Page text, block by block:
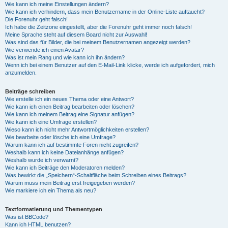
Wie kann ich meine Einstellungen ändern?
Wie kann ich verhindern, dass mein Benutzername in der Online-Liste auftaucht?
Die Forenuhr geht falsch!
Ich habe die Zeitzone eingestellt, aber die Forenuhr geht immer noch falsch!
Meine Sprache steht auf diesem Board nicht zur Auswahl!
Was sind das für Bilder, die bei meinem Benutzernamen angezeigt werden?
Wie verwende ich einen Avatar?
Was ist mein Rang und wie kann ich ihn ändern?
Wenn ich bei einem Benutzer auf den E-Mail-Link klicke, werde ich aufgefordert, mich
anzumelden.
Beiträge schreiben
Wie erstelle ich ein neues Thema oder eine Antwort?
Wie kann ich einen Beitrag bearbeiten oder löschen?
Wie kann ich meinem Beitrag eine Signatur anfügen?
Wie kann ich eine Umfrage erstellen?
Wieso kann ich nicht mehr Antwortmöglichkeiten erstellen?
Wie bearbeite oder lösche ich eine Umfrage?
Warum kann ich auf bestimmte Foren nicht zugreifen?
Weshalb kann ich keine Dateianhänge anfügen?
Weshalb wurde ich verwarnt?
Wie kann ich Beiträge den Moderatoren melden?
Was bewirkt die „Speichern“-Schaltfläche beim Schreiben eines Beitrags?
Warum muss mein Beitrag erst freigegeben werden?
Wie markiere ich ein Thema als neu?
Textformatierung und Thementypen
Was ist BBCode?
Kann ich HTML benutzen?